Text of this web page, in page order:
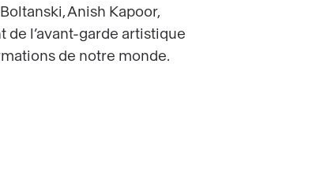
Anish Kapoor,
de l’avant-garde artistique
de notre monde.